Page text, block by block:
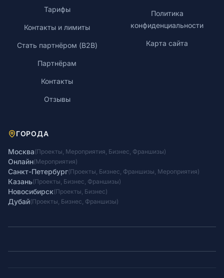
Тарифы
Контакты и лимиты
Стать партнёром (B2B)
Партнёрам
Контакты
Отзывы
Политика
конфиденциальности
Карта сайта
ГОРОДА
Москва(Проекты, Мероприятия, Бизнес, Франшизы)
Онлайн(Мероприятия)
Санкт-Петербург(Проекты, Бизнес, Франшизы, Мероприятия)
Казань(Проекты, Бизнес, Франшизы)
Новосибирск(Проекты, Бизнес)
Дубай(Проекты, Бизнес, Франшизы)